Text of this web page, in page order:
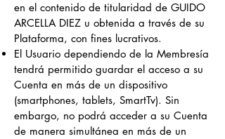
en el contenido de titularidad de GUIDO
ARCELLA DIEZ u obtenida a través de su
Plataforma, con fines lucrativos.
El Usuario dependiendo de la Membresía
tendrá permitido guardar el acceso a su
Cuenta en más de un dispositivo
(smartphones, tablets, SmartTv). Sin
embargo, no podrá acceder a su Cuenta
de manera simultánea en más de un